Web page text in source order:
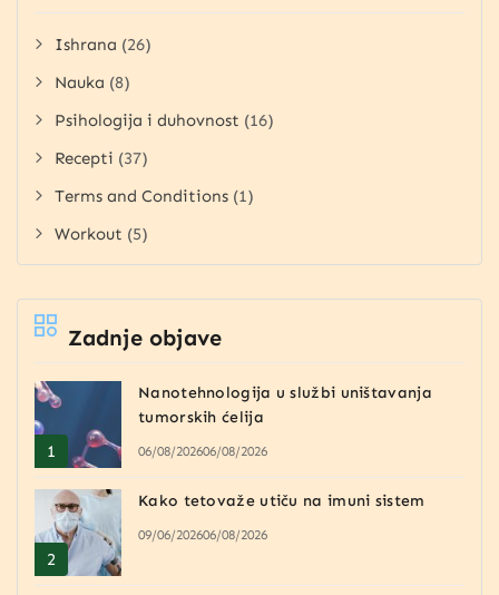
Ishrana (26)
Nauka (8)
Psihologija i duhovnost (16)
Recepti (37)
Terms and Conditions (1)
Workout (5)
Zadnje objave
Nanotehnologija u službi uništavanja
tumorskih ćelija
06/08/202606/08/2026
Kako tetovaže utiču na imuni sistem
09/06/202606/08/2026